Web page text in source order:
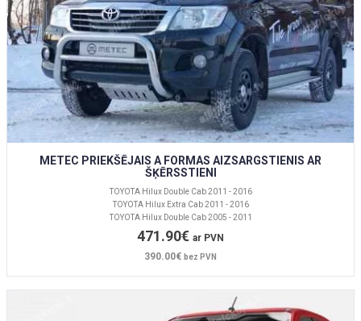
METEC PRIEKŠĒJAIS A FORMAS AIZSARGSTIENIS AR
ŠĶĒRSSTIENI
TOYOTA Hilux Double Cab 2011 - 2016
TOYOTA Hilux Extra Cab 2011 - 2016
TOYOTA Hilux Double Cab 2005 - 2011
471.90€ ar PVN
390.00€ bez PVN